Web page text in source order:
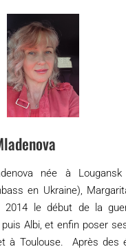
née à
en Ukraine),
2014 le début de la
Albi, et enfin poser
à Toulouse. Après des